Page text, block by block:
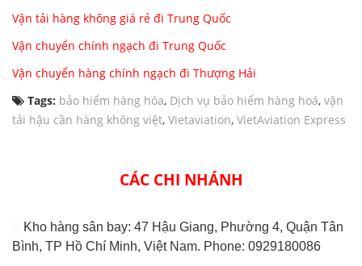
Vận tải hàng không giá rẻ đi Trung Quốc
Vận chuyển chính ngạch đi Trung Quốc
Vận chuyển hàng chính ngạch đi Thượng Hải
Tags: bảo hiểm hàng hóa, Dịch vụ bảo hiểm hàng hoá, vận
tải hậu cần hàng không việt, Vietaviation, VietAviation Express
CÁC CHI NHÁNH
Kho hàng sân bay: 47 Hậu Giang, Phường 4, Quận Tân
Bình, TP Hồ Chí Minh, Việt Nam. Phone: 0929180086